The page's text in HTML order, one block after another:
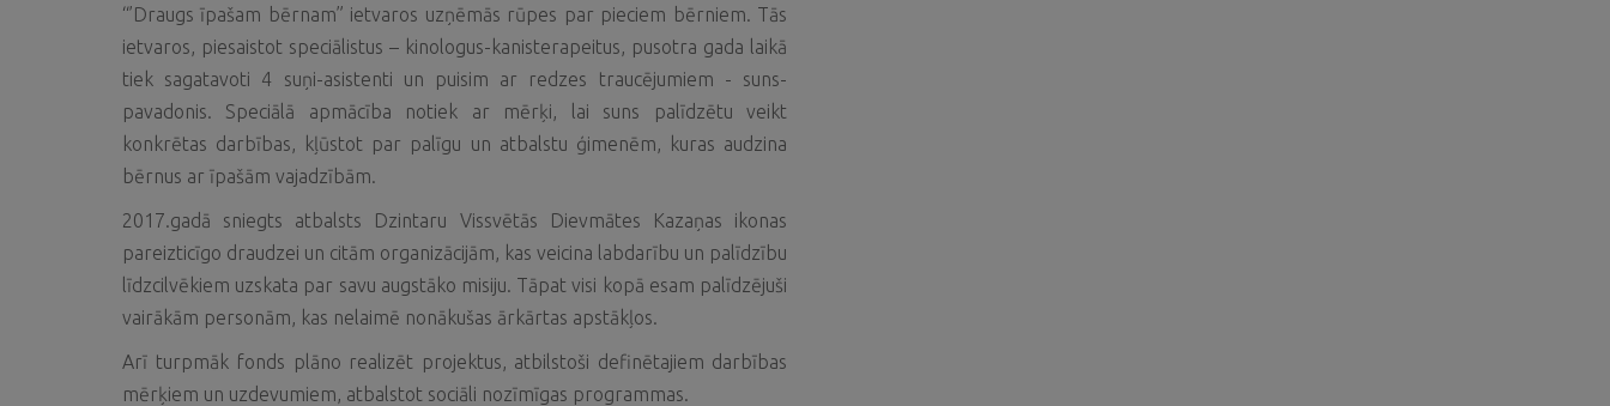
“’Draugs īpašam bērnam” ietvaros uzņēmās rūpes par pieciem bērniem. Tās
ietvaros, piesaistot speciālistus – kinologus-kanisterapeitus, pusotra gada laikā
tiek sagatavoti 4 suņi-asistenti un puisim ar redzes traucējumiem - suns-
pavadonis. Speciālā apmācība notiek ar mērķi, lai suns palīdzētu veikt
konkrētas darbības, kļūstot par palīgu un atbalstu ģimenēm, kuras audzina
bērnus ar īpašām vajadzībām.
2017.gadā sniegts atbalsts Dzintaru Vissvētās Dievmātes Kazaņas ikonas
pareizticīgo draudzei un citām organizācijām, kas veicina labdarību un palīdzību
līdzcilvēkiem uzskata par savu augstāko misiju. Tāpat visi kopā esam palīdzējuši
vairākām personām, kas nelaimē nonākušas ārkārtas apstākļos.
Arī turpmāk fonds plāno realizēt projektus, atbilstoši definētajiem darbības
mērķiem un uzdevumiem, atbalstot sociāli nozīmīgas programmas.